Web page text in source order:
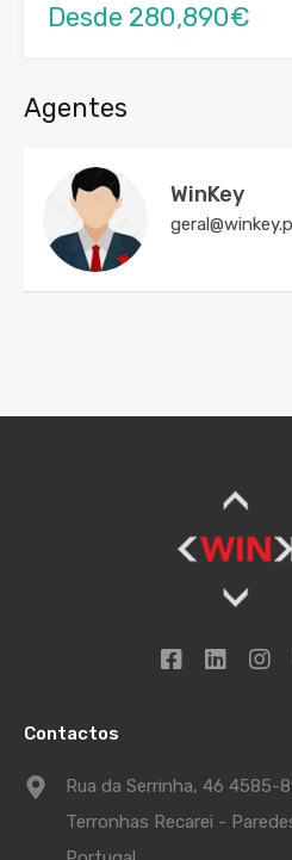
Desde 280,890€
Agentes
WinKey
Contactos
Rua da Serrinha, 46 4585-
Terronhas Recarei -